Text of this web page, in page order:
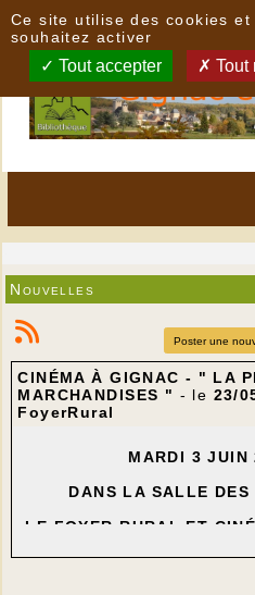
Nouvelles
Poster une
CINÉMA À GIGNAC - " LA
MARCHANDISES " - le 23/
FoyerRural
MARDI 3 JUIN
DANS LA SALLE DES
LE FOYER RURAL ET
LA
Ce site utilise des cookies
souhaitez activer
Tout accepter Tout